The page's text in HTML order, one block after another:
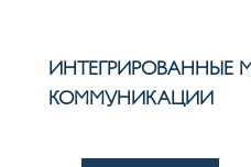
ИНТЕГРИРОВАННЫЕ
КОММУНИКАЦИИ